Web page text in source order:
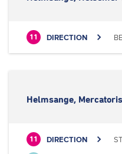
11 DIRECTION
Helmsange,
11 DIRECTION